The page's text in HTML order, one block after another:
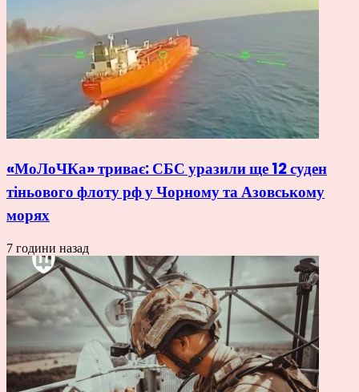
«МоЛоЧКа» триває: СБС уразили ще 12 суден
тіньового флоту рф у Чорному та Азовському
морях
7 години назад